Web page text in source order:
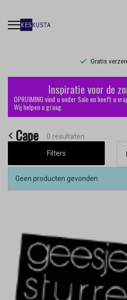
Gratis
Cape
Keskusta
Inspiratie voor de
OPRUIMING vind u onder Sale en heeft u
Wij helpen u graag.
Cape 0 resultaten
Filters
Geen producten gevonden